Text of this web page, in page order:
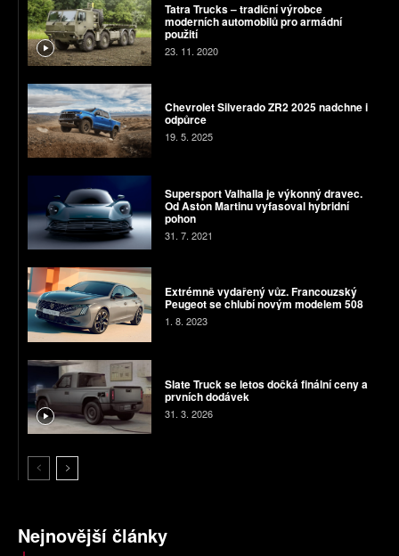
Tatra Trucks – tradiční výrobce
moderních automobilů pro armádní
použití
23. 11. 2020
Chevrolet Silverado ZR2 2025 nadchne i
odpůrce
19. 5. 2025
Supersport Valhalla je výkonný dravec.
Od Aston Martinu vyfasoval hybridní
pohon
31. 7. 2021
Extrémně vydařený vůz. Francouzský
Peugeot se chlubí novým modelem 508
1. 8. 2023
Slate Truck se letos dočká finální ceny a
prvních dodávek
31. 3. 2026
Nejnovější články